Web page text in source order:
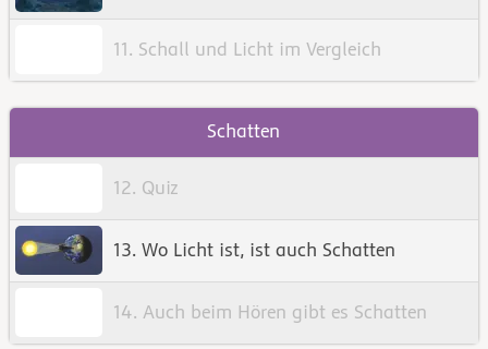
11. Schall und Licht im Vergleich
Schatten
12. Quiz
13. Wo Licht ist, ist auch Schatten
14. Auch beim Hören gibt es Schatten